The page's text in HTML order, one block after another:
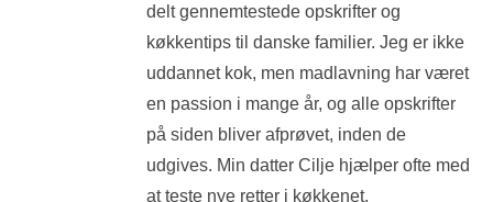
delt gennemtestede opskrifter og
køkkentips til danske familier. Jeg er ikke
uddannet kok, men madlavning har været
en passion i mange år, og alle opskrifter
på siden bliver afprøvet, inden de
udgives. Min datter Cilje hjælper ofte med
at teste nye retter i køkkenet.